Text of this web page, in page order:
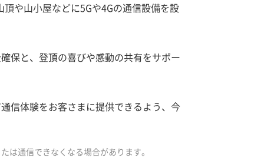
や山小屋などに5Gや4Gの通信設備を設
保と、登頂の喜びや感動の共有をサポー
信体験をお客さまに提供できるよう、今
通信できなくなる場合があります。